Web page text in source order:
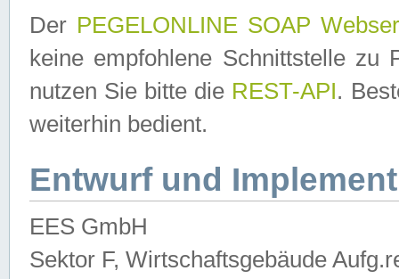
Der PEGELONLINE SOAP
keine empfohlene Schnittstelle zu
nutzen Sie bitte die REST-API.
weiterhin bedient.
Entwurf und
EES GmbH
Sektor F, Wirtschaftsgebäude